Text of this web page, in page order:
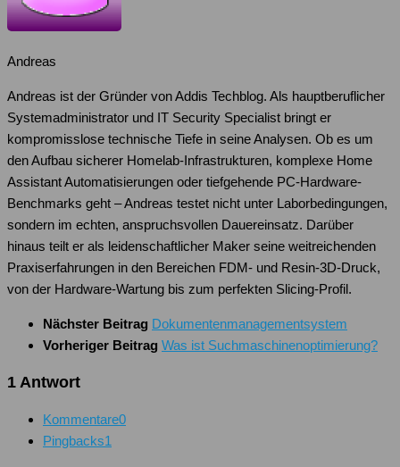
Andreas
Andreas ist der Gründer von Addis Techblog. Als hauptberuflicher
Systemadministrator und IT Security Specialist bringt er
kompromisslose technische Tiefe in seine Analysen. Ob es um
den Aufbau sicherer Homelab-Infrastrukturen, komplexe Home
Assistant Automatisierungen oder tiefgehende PC-Hardware-
Benchmarks geht – Andreas testet nicht unter Laborbedingungen,
sondern im echten, anspruchsvollen Dauereinsatz. Darüber
hinaus teilt er als leidenschaftlicher Maker seine weitreichenden
Praxiserfahrungen in den Bereichen FDM- und Resin-3D-Druck,
von der Hardware-Wartung bis zum perfekten Slicing-Profil.
Nächster Beitrag Dokumentenmanagementsystem
Vorheriger Beitrag Was ist Suchmaschinenoptimierung?
1 Antwort
Kommentare0
Pingbacks1